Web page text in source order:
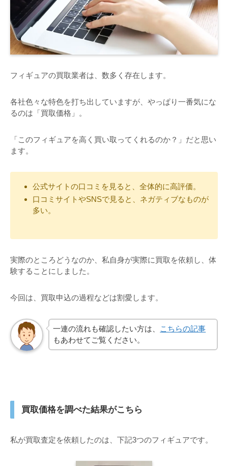
フィギュアの買取業者は、数多く存在します。
各社色々な特色を打ち出していますが、やっぱり一番気にな
るのは「買取価格」。
「このフィギュアを高く買い取ってくれるのか？」だと思い
ます。
公式サイトの口コミを見ると、全体的に高評価。
口コミサイトやSNSで見ると、ネガティブなものが
多い。
実際のところどうなのか、私自身が実際に買取を依頼し、体
験することにしました。
今回は、買取申込の過程などは割愛します。
一連の流れも確認したい方は、
こちらの記事
もあわせてご覧ください。
買取価格を調べた結果がこちら
私が買取査定を依頼したのは、下記3つのフィギュアです。